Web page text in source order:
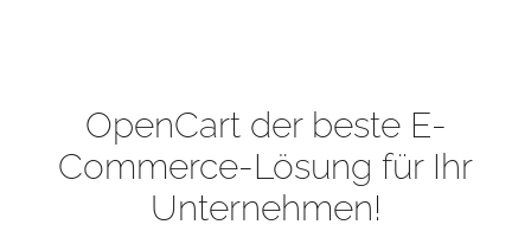
OpenCart der beste E-
Commerce-Lösung für Ihr
Unternehmen!